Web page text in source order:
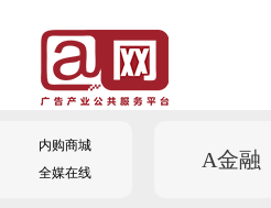
内购商城
全媒在线
A金融